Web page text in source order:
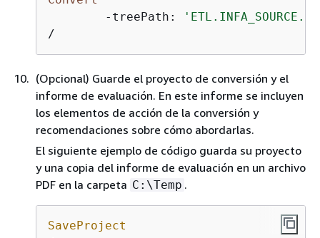
- treePath:
/
(Opcional) Guarde el proyecto de conversión y el
informe de evaluación. En este informe se incluyen
los elementos de acción de la conversión y
recomendaciones sobre cómo abordarlas.
El siguiente ejemplo de código guarda su proyecto
y una copia del informe de evaluación en un archivo
PDF en la carpeta C:\Temp .
SaveProject